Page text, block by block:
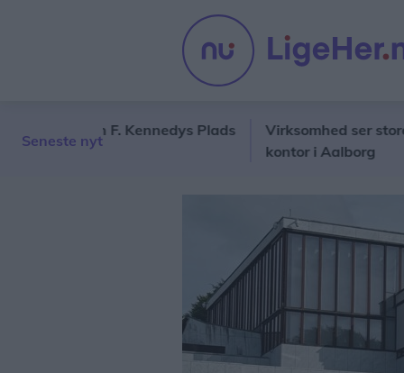
Seneste nyt
John F. Kennedys Plads
Virksomhed ser store
kontor i Aalborg